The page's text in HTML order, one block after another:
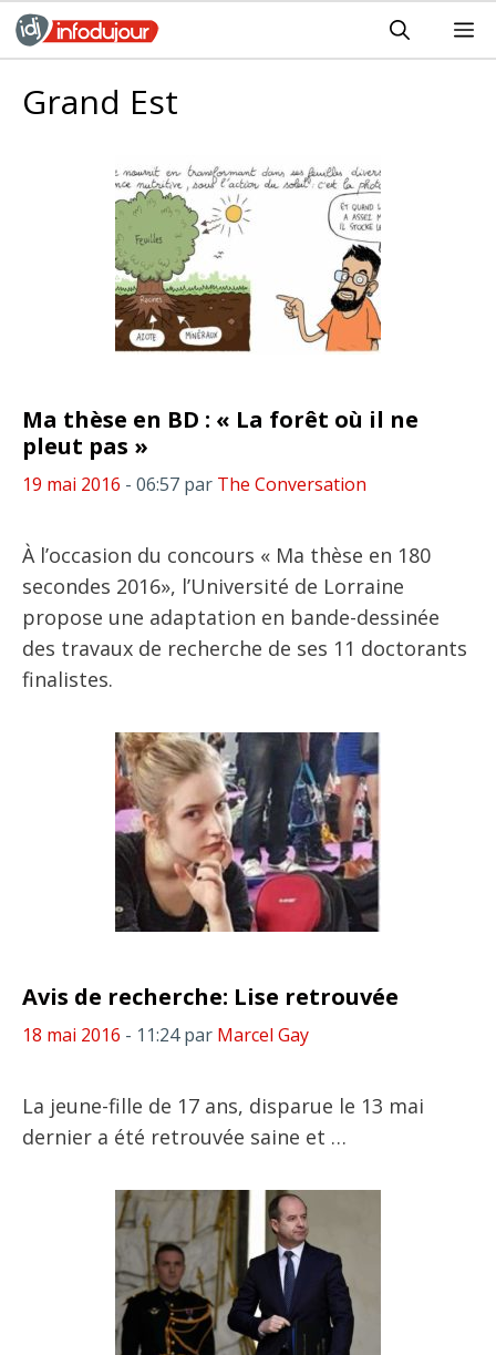
Aller
au
Grand Est
Ma thèse en BD : « La forêt où il ne
pleut pas »
19 mai 2016 - 06:57 par The Conversation
À l’occasion du concours « Ma thèse en 180
secondes 2016», l’Université de Lorraine
propose une adaptation en bande-dessinée
des travaux de recherche de ses 11 doctorants
finalistes.
Avis de recherche: Lise retrouvée
18 mai 2016 - 11:24 par Marcel Gay
La jeune-fille de 17 ans, disparue le 13 mai
dernier a été retrouvée saine et …